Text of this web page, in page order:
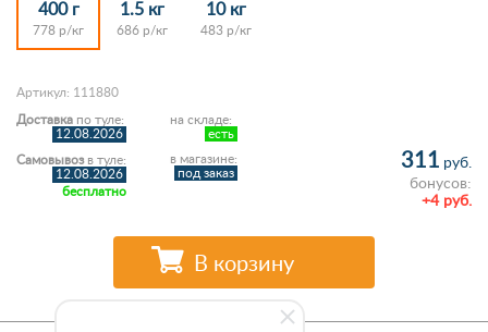
400 г
778 р/кг
1.5 кг
686 р/кг
10 кг
483 р/кг
Артикул: 111880
на складе:
есть
в магазине:
под заказ
Доставка по туле:
12.08.2026
Самовывозв туле:
12.08.2026
бесплатно
311 руб.
бонусов:
+4 руб.
В корзину